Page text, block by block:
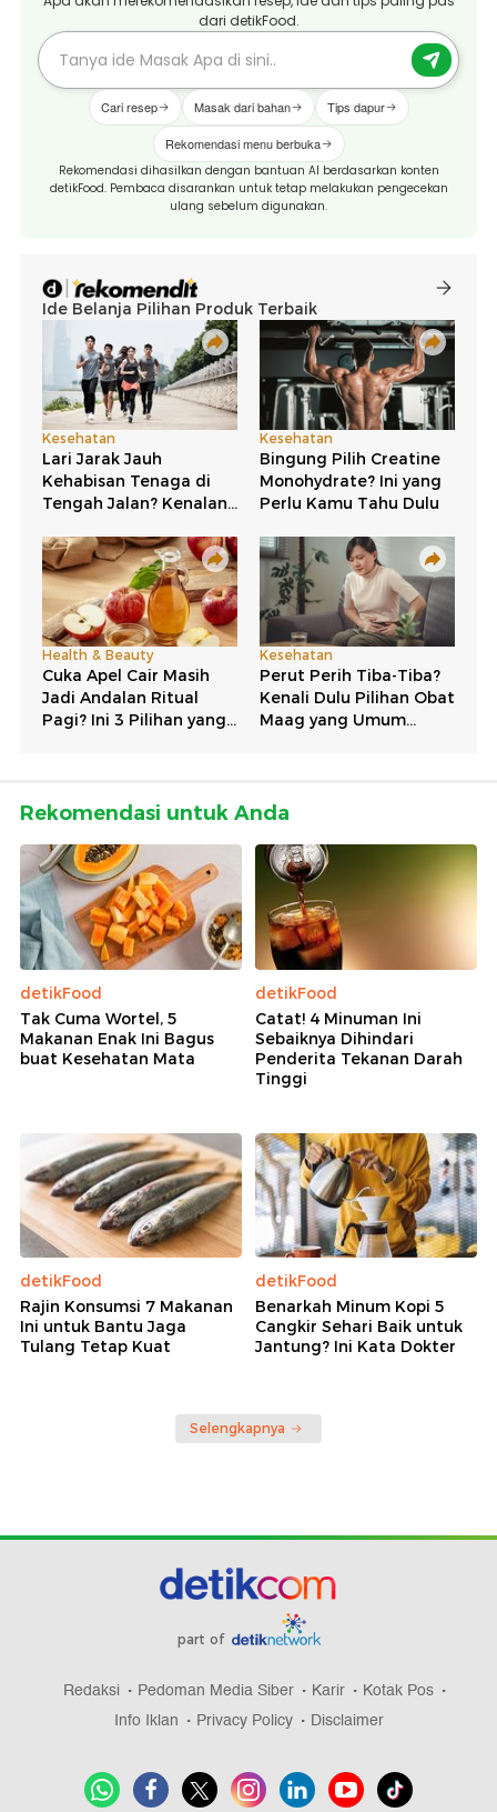
dari detikFood.
Cari resep Masak dari bahan Tips dapur
Rekomendasi menu berbuka
Rekomendasi dihasilkan dengan bantuan AI berdasarkan konten
detikFood. Pembaca disarankan untuk tetap melakukan pengecekan
ulang sebelum digunakan.
Rekomendasi untuk Anda
detikFood
Tak Cuma Wortel, 5
Makanan Enak Ini Bagus
buat Kesehatan Mata
detikFood
Catat! 4 Minuman Ini
Sebaiknya Dihindari
Penderita Tekanan Darah
Tinggi
detikFood
Rajin Konsumsi 7 Makanan
Ini untuk Bantu Jaga
Tulang Tetap Kuat
detikFood
Benarkah Minum Kopi 5
Cangkir Sehari Baik untuk
Jantung? Ini Kata Dokter
Selengkapnya
part of
Redaksi Pedoman Media Siber Karir
Kotak Pos
Info Iklan
Privacy Policy Disclaimer